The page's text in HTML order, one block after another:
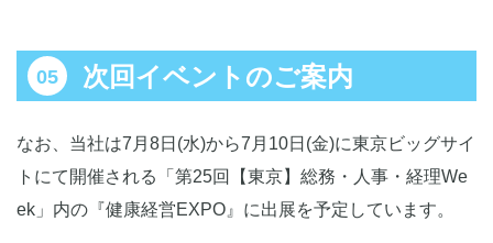
次回イベントのご案内
なお、当社は7月8日(水)から7月10日(金)に東京ビッグサイ
トにて開催される「第25回【東京】総務・人事・経理We
ek」内の『健康経営EXPO』に出展を予定しています。